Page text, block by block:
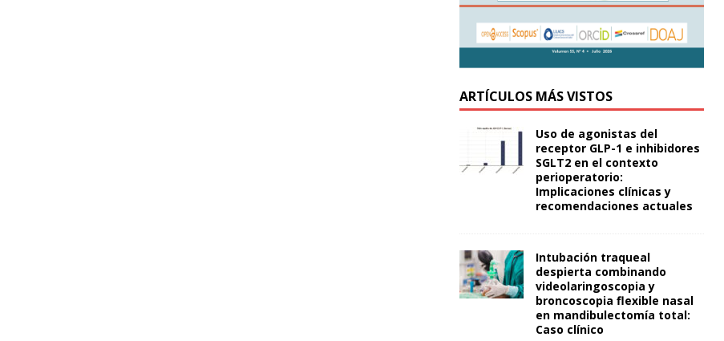
ARTÍCULOS MÁS VISTOS
Uso de agonistas del
receptor GLP-1 e inhibidores
SGLT2 en el contexto
perioperatorio:
Implicaciones clínicas y
recomendaciones actuales
Intubación traqueal
despierta combinando
videolaringoscopia y
broncoscopia flexible nasal
en mandibulectomía total:
Caso clínico